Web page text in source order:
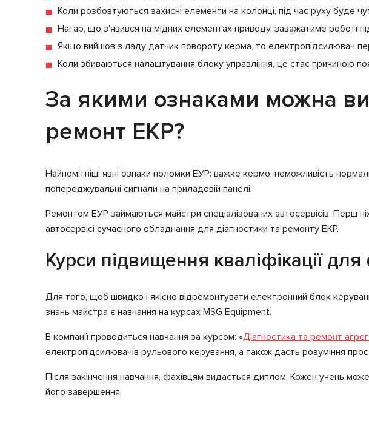
Коли розбовтуються захисні елементи на колонці, під час руху буде
Нагар, що з'явився на мідних елементах приводу, заважатиме роботі
Якщо вийшов з ладу датчик повороту керма, то електропідсилювач
Коли збиваються налаштування блоку управління, це стає причиною
За якими ознаками можна
ремонт ЕКР?
Найпомітніші явні ознаки поломки ЕУР: важке кермо, неможливість
попереджувальні сигнали на приладовій панелі.
Ремонтом ЕУР займаються майстри спеціалізованих автосервісів. Перш
автосервісі сучасного обладнання для діагностики та ремонту ЕКР.
Курси підвищення кваліфікації
Для того, щоб швидко і якісно відремонтувати електронний блок
знань майстра є навчання на курсах MSG Еquipment.
В компанії проводиться навчання за курсом: «Діагностика та ремонт
електропідсилювачів рульового керування, а також дасть розуміння
Після закінчення навчання, фахівцям видається диплом. Кожен учень
його завершення.